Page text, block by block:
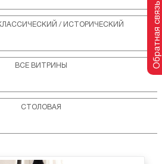
/ ИСТОРИЧЕСКИЙ
ВСЕ ВИТРИНЫ
СТОЛОВАЯ
Обратная связь